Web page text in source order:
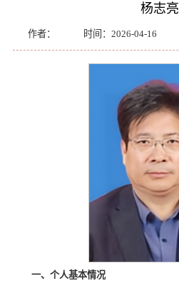
杨志亮
作者： 时间：2026-04-16
一、个人基本情况